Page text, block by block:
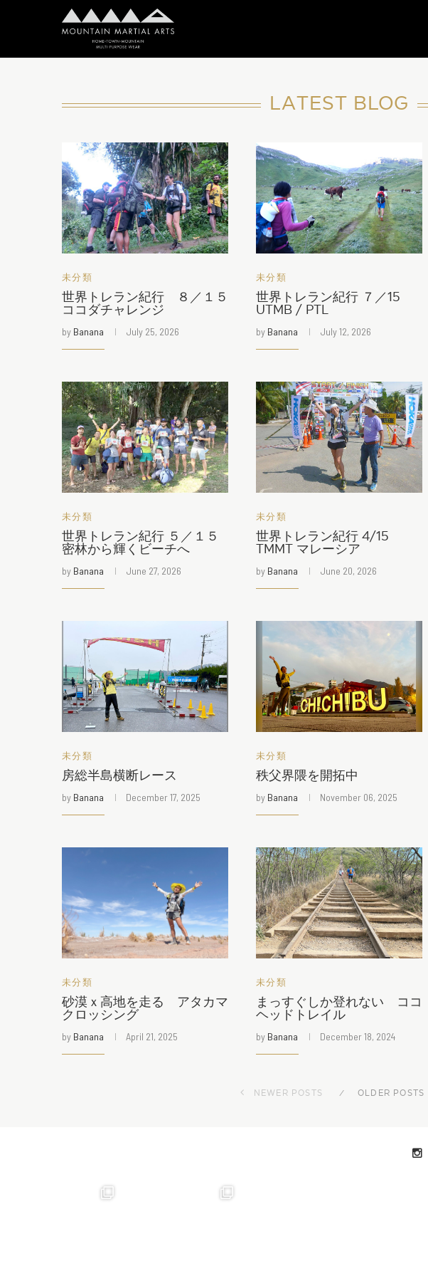
LATEST BLOG
未分類
世界トレラン紀行 ８／１５
ココダチャレンジ
by Banana July 25, 2026
未分類
世界トレラン紀行 ７／15
UTMB / PTL
by Banana July 12, 2026
未分類
世界トレラン紀行 ５／１５
密林から輝くビーチへ
by Banana June 27, 2026
未分類
世界トレラン紀行 4/15
TMMT マレーシア
by Banana June 20, 2026
未分類
房総半島横断レース
by Banana December 17, 2025
未分類
秩父界隈を開拓中
by Banana November 06, 2025
未分類
砂漠ｘ高地を走る アタカマ
クロッシング
by Banana April 21, 2025
未分類
まっすぐしか登れない ココ
ヘッドトレイル
by Banana December 18, 2024
NEWER POSTS OLDER POSTS